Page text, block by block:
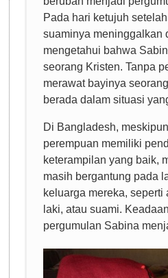
Pada hari ketujuh
suaminya meninggalkan
mengetahui bahwa
seorang Kristen. Tanpa
merawat bayinya
berada dalam situasi
Di Bangladesh,
perempuan memiliki
keterampilan yang baik,
masih bergantung pada
keluarga mereka, seperti
laki, atau suami.
pergumulan Sabina